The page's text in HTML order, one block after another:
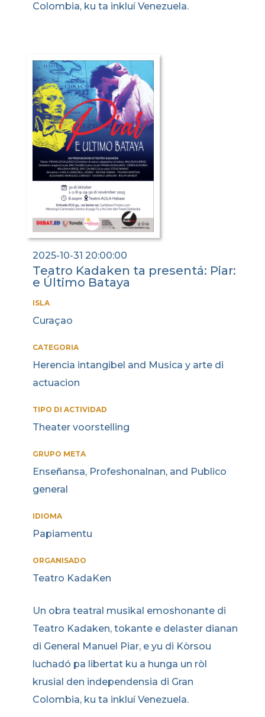
Colombia, ku ta inkluí Venezuela.
2025-10-31 20:00:00
Teatro Kadaken ta presentá: Piar:
e Último Bataya
ISLA
Curaçao
CATEGORIA
Herencia intangibel and Musica y arte di
actuacion
TIPO DI ACTIVIDAD
Theater voorstelling
GRUPO META
Enseñansa, Profeshonalnan, and Publico
general
IDIOMA
Papiamentu
ORGANISADO
Teatro KadaKen
Un obra teatral musikal emoshonante di
Teatro Kadaken, tokante e delaster dianan
di General Manuel Piar, e yu di Kòrsou
luchadó pa libertat ku a hunga un ròl
krusial den independensia di Gran
Colombia, ku ta inkluí Venezuela.